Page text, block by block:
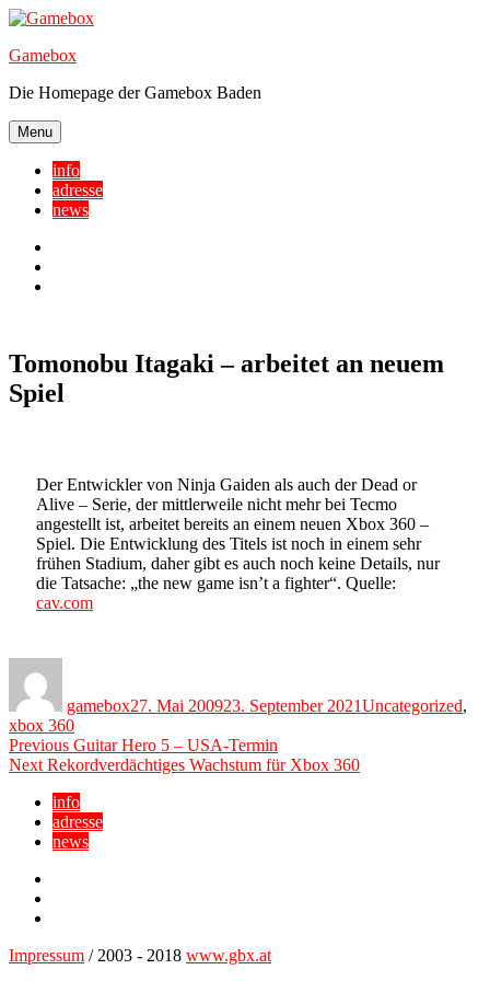
Skip
content
Gamebox
Die Homepage der Gamebox Baden
Menu
info
adresse
news
Tomonobu Itagaki – arbeitet an neuem
Spiel
Der Entwickler von Ninja Gaiden als auch der Dead or
Alive – Serie, der mittlerweile nicht mehr bei Tecmo
angestellt ist, arbeitet bereits an einem neuen Xbox 360 –
Spiel. Die Entwicklung des Titels ist noch in einem sehr
frühen Stadium, daher gibt es auch noch keine Details, nur
die Tatsache: „the new game isn’t a fighter“. Quelle:
cav.com
gamebox27. Mai 200923. September 2021Uncategorized,
xbox 360
Beitragsnavigation
Previous Previous
post:
Guitar Hero 5 – USA-Termin
Next Next
Rekordverdächtiges Wachstum für Xbox 360
info
adresse
news
Impressum / 2003 - 2018 www.gbx.at